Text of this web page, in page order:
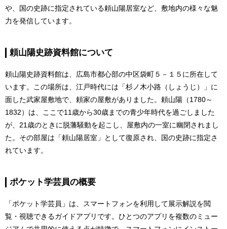
や、国の史跡に指定されている頼山陽居室など、敷地内の様々な魅
力を発信しています。
頼山陽史跡資料館について
頼山陽史跡資料館は、広島市都心部の中区袋町５－１５に所在して
います。この場所は、江戸時代には「杉ノ木小路（しょうじ）」に
面した武家屋敷地で、頼家の屋敷がありました。頼山陽（1780～
1832）は、ここで11歳から30歳までの青少年時代を過ごしました
が、21歳のときに脱藩騒動を起こし、屋敷内の一室に幽閉されまし
た。その部屋は「頼山陽居室」として復原され、国の史跡に指定さ
れています。
ポケット学芸員の概要
「ポケット学芸員」は、スマートフォンを利用して展示解説を閲
覧・視聴できるガイドアプリです。ひとつのアプリを複数のミュー